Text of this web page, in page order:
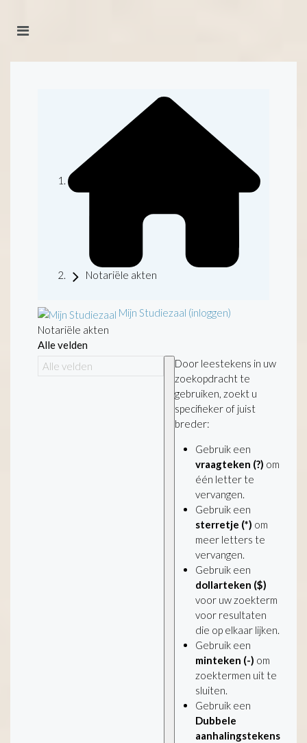
Notariële akten
Mijn Studiezaal (inloggen)
Notariële akten
Alle velden
Door leestekens in uw
zoekopdracht te
gebruiken, zoekt u
specifieker of juist
breder:
Gebruik een
vraagteken (?) om
één letter te
vervangen.
Gebruik een
sterretje (*) om
meer letters te
vervangen.
Gebruik een
dollarteken ($)
voor uw zoekterm
voor resultaten
die op elkaar lijken.
Gebruik een
minteken (-) om
zoektermen uit te
sluiten.
Gebruik een
Dubbele
aanhalingstekens